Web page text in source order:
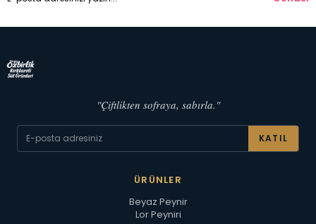
"Çiftlikten sofraya, sabırla."
KATIL
ÜRÜNLER
Beyaz Peynir
Lor Peyniri